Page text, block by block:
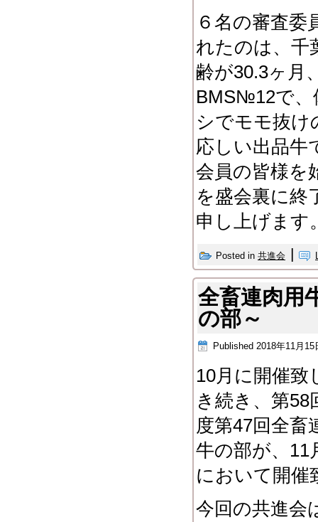
６名の審査委
れたのは、千
齢が30.3ヶ月
BMS№12で、
シでモモ抜け
応しい出品牛
会員の皆様を
を盛会裏に終
申し上げます
Posted in 共進会 |
全畜連肉用
の部～
Published 2018年11月15
10月に開催致
き続き、第58
度第47回全畜
牛の部が、 11
において開催
今回の共進会